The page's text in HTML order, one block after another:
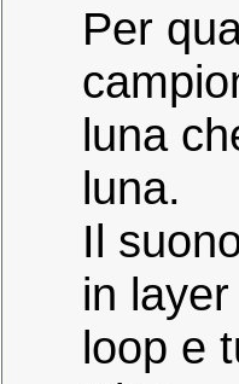
Per
luna
luna.
Il
in
loop e